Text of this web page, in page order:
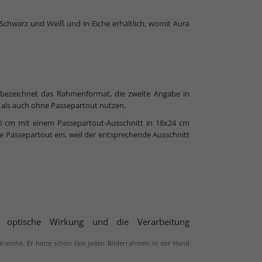
und Weiß und in Eiche erhältlich, womit Aura
das Rahmenformat, die zweite Angabe in
auch ohne Passepartout nutzen.
mit einem Passepartout-Ausschnitt in 18x24 cm
Passepartout ein, weil der entsprechende Ausschnitt
Wirkung und die Verarbeitung
Er hatte schon fast jeden Bilderrahmen in der Hand